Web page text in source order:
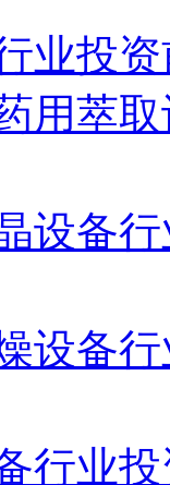
业投
用萃
设备
设备
行业